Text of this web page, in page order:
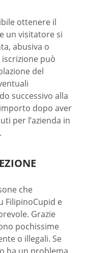
ottenere il
un visitatore si
abusiva o
può
del
successivo alla
dopo aver
per l’azienda in
che
FilipinoCupid e
Grazie
pochissime
o illegali. Se